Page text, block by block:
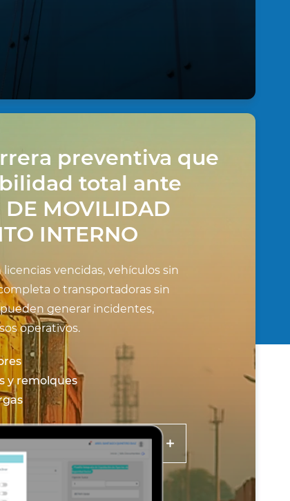
DE MOVILIDAD
INTERNO
vencidas, vehículos sin
o transportadoras sin
generar incidentes,
operativos.
y remolques
riesgo de movilidad validando
preventiva que
total ante